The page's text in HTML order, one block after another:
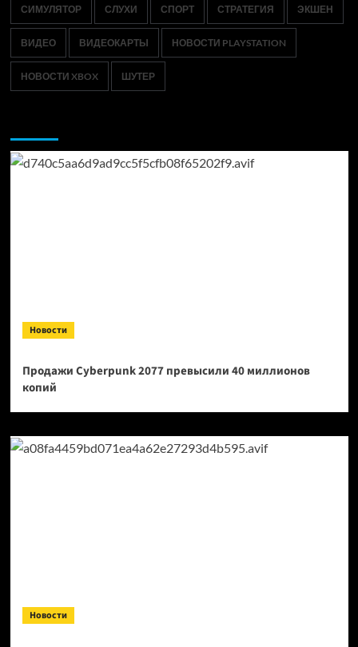
СИМУЛЯТОР СЛУХИ СПОРТ СТРАТЕГИЯ ЭКШЕН
ВИДЕО ВИДЕОКАРТЫ НОВОСТИ PLAYSTATION
НОВОСТИ XBOX ШУТЕР
Новости
Продажи Cyberpunk 2077 превысили 40 миллионов
копий
Новости